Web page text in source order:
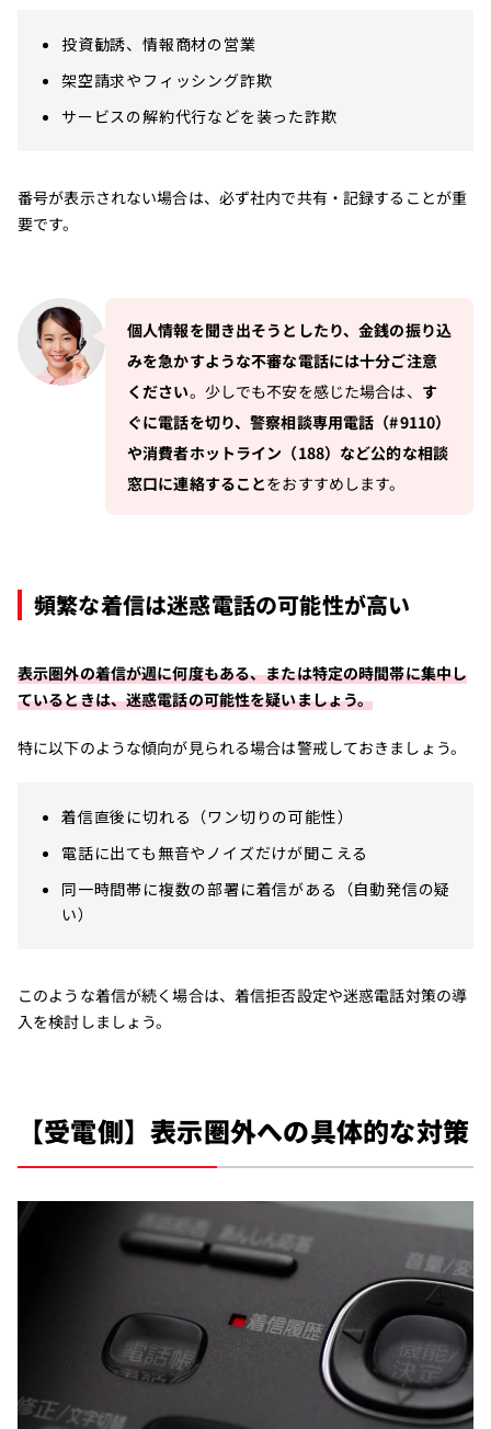
投資勧誘、情報商材の営業
架空請求やフィッシング詐欺
サービスの解約代行などを装った詐欺
番号が表示されない場合は、必ず社内で共有・記録することが重
要です。
個人情報を聞き出そうとしたり、金銭の振り込
みを急かすような不審な電話には十分ご注意
ください。少しでも不安を感じた場合は、 す
ぐに電話を切り、警察相談専用電話（#9110）
や消費者ホットライン（188）など公的な相談
窓口に連絡することをおすすめします。
頻繁な着信は迷惑電話の可能性が高い
表示圏外の着信が週に何度もある、または特定の時間帯に集中し
ているときは、迷惑電話の可能性を疑いましょう。
特に以下のような傾向が見られる場合は警戒しておきましょう。
着信直後に切れる（ワン切りの可能性）
電話に出ても無音やノイズだけが聞こえる
同一時間帯に複数の部署に着信がある（自動発信の疑
い）
このような着信が続く場合は、着信拒否設定や迷惑電話対策の導
入を検討しましょう。
【受電側】表示圏外への具体的な対策